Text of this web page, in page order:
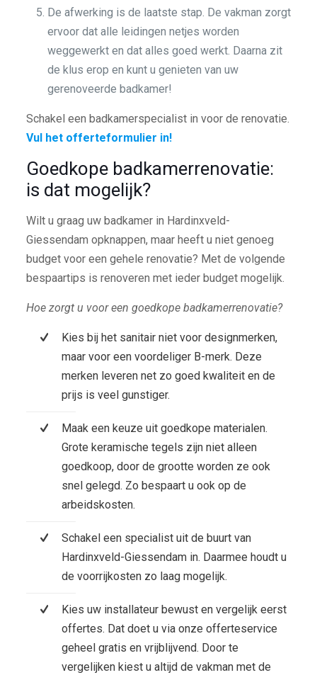
De afwerking is de laatste stap. De vakman zorgt
ervoor dat alle leidingen netjes worden
weggewerkt en dat alles goed werkt. Daarna zit
de klus erop en kunt u genieten van uw
gerenoveerde badkamer!
Schakel een badkamerspecialist in voor de renovatie.
Vul het offerteformulier in!
Goedkope badkamerrenovatie:
is dat mogelijk?
Wilt u graag uw badkamer in Hardinxveld-
Giessendam opknappen, maar heeft u niet genoeg
budget voor een gehele renovatie? Met de volgende
bespaartips is renoveren met ieder budget mogelijk.
Hoe zorgt u voor een goedkope badkamerrenovatie?
Kies bij het sanitair niet voor designmerken,
maar voor een voordeliger B-merk. Deze
merken leveren net zo goed kwaliteit en de
prijs is veel gunstiger.
Maak een keuze uit goedkope materialen.
Grote keramische tegels zijn niet alleen
goedkoop, door de grootte worden ze ook
snel gelegd. Zo bespaart u ook op de
arbeidskosten.
Schakel een specialist uit de buurt van
Hardinxveld-Giessendam in. Daarmee houdt u
de voorrijkosten zo laag mogelijk.
Kies uw installateur bewust en vergelijk eerst
offertes. Dat doet u via onze offerteservice
geheel gratis en vrijblijvend. Door te
vergelijken kiest u altijd de vakman met de